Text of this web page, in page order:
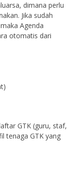
dimana perlu
Jika sudah
Agenda
otomatis dari
GTK (guru, staf,
tenaga GTK yang